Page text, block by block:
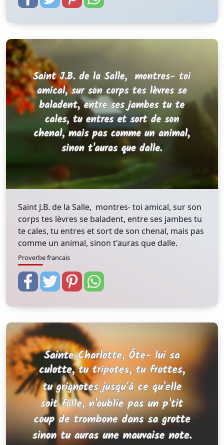
Saint J.B. de la Salle, montres- toi amical, sur son
corps tes lèvres se baladent, entre ses jambes tu
te cales, tu entres et sort de son chenal, mais pas
comme un animal, sinon t'auras que dalle.
Proverbe francais